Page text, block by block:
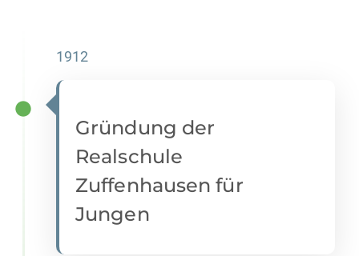
1912
Gründung der
Realschule
Zuffenhausen für
Jungen